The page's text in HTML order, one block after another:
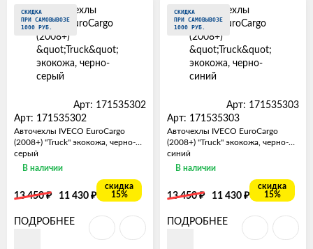
СКИДКА
ПРИ САМОВЫВОЗЕ
1000 РУБ.
Арт: 171535302
Арт: 171535302
Авточехлы IVECO EuroCargo
(2008+) "Truck" экокожа, черно-
серый
В наличии
13 450₽ 11 430 ₽
скидка
15%
ПОДРОБНЕЕ
СКИДКА
ПРИ САМОВЫВОЗЕ
1000 РУБ.
Арт: 171535303
Арт: 171535303
Авточехлы IVECO EuroCargo
(2008+) "Truck" экокожа, черно-
синий
В наличии
13 450₽ 11 430 ₽
скидка
15%
ПОДРОБНЕЕ